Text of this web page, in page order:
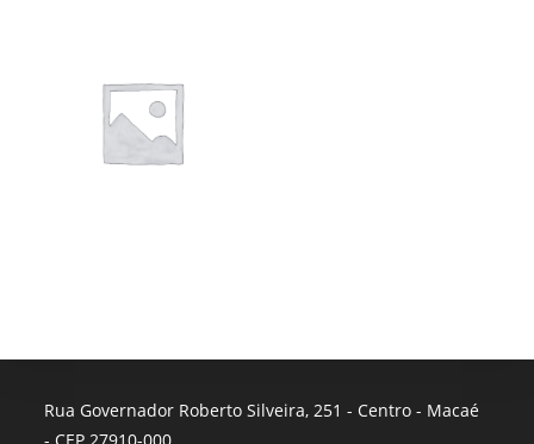
Rua Governador Roberto Silveira, 251 - Centro - Macaé